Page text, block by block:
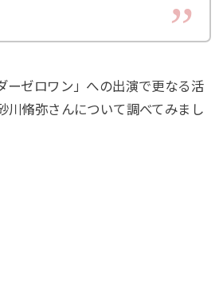
ーゼロワン」への出演で更なる活
川脩弥さんについて調べてみまし